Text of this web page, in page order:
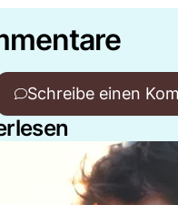
Schreibe einen